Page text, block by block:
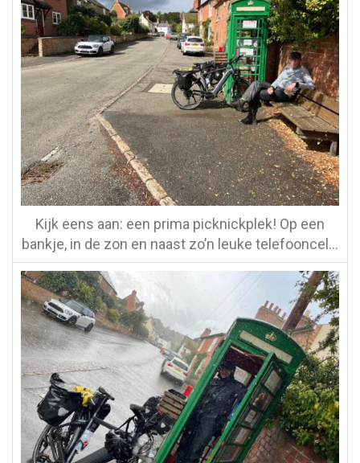
Kijk eens aan: een prima picknickplek! Op een
bankje, in de zon en naast zo’n leuke telefooncel…